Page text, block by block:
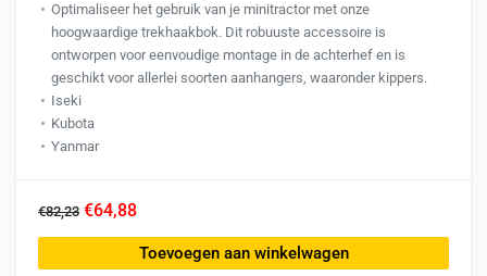
Optimaliseer het gebruik van je minitractor met onze
hoogwaardige trekhaakbok. Dit robuuste accessoire is
ontworpen voor eenvoudige montage in de achterhef en is
geschikt voor allerlei soorten aanhangers, waaronder kippers.
Iseki
Kubota
Yanmar
€82,23 €64,88
Toevoegen aan winkelwagen